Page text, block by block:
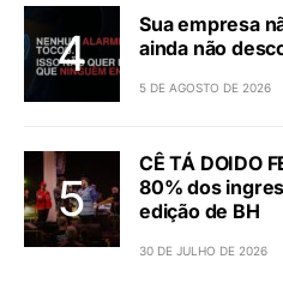
Sua empresa
ainda não
5 DE AGOSTO DE 2026
CÊ TÁ DOIDO
80% dos
edição de BH
30 DE JULHO DE 2026